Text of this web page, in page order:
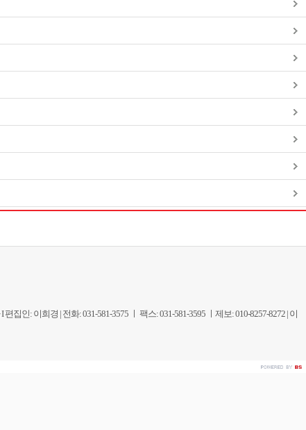
인: 이희경 | 전화: 031-581-3575 ㅣ 팩스: 031-581-3595 ㅣ제보: 010-8257-8272 | 이